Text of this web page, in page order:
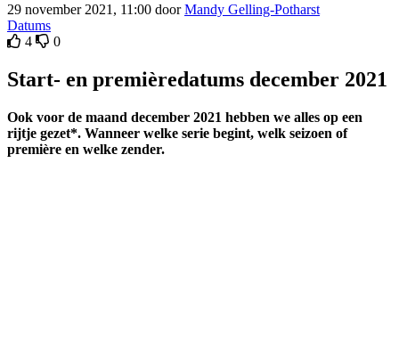
29 november 2021, 11:00 doorMandy Gelling-Potharst
Datums
4
0
Start- en premièredatums december 2021
Ook voor de maand december 2021 hebben we alles op een
rijtje gezet*. Wanneer welke serie begint, welk seizoen of
première en welke zender.